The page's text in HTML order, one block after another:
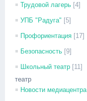
Трудовой лагерь [4]
УПБ "Радуга" [5]
Профориентация [17]
Безопасность [9]
Школьный театр [11]
театр
Новости медиацентра